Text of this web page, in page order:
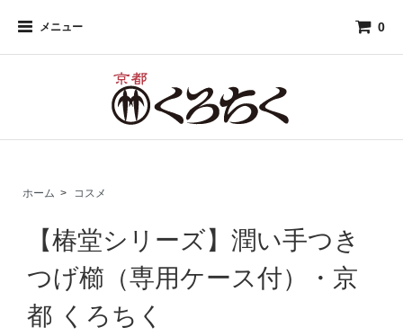
メニュー 0
ホーム > コスメ
【椿堂シリーズ】潤い手つき
つげ櫛（専用ケース付）・京
都 くろちく